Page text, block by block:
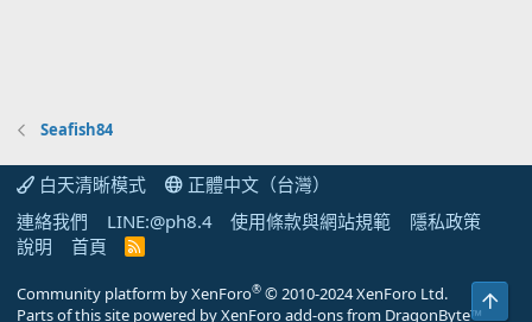
Seafish84
白天清晰模式
正體中文（台灣）
連絡我們
LINE:@ph8.4 使用條款與網站規範
隱私政策
說明
首頁
R
Community platform by XenForo® © 2010-2024 XenForo Ltd.
Parts of this site powered byXenForo add-ons from DragonByte™
上方